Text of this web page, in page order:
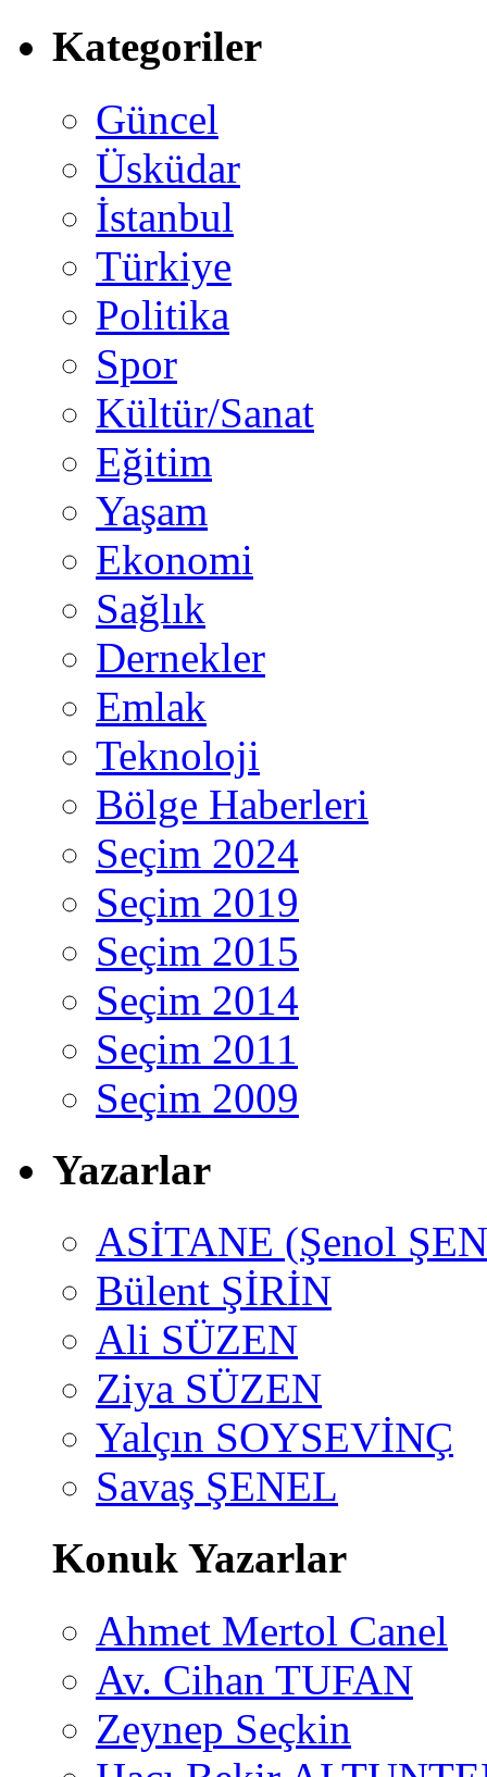
Kategoriler
Güncel
Üsküdar
İstanbul
Türkiye
Politika
Spor
Kültür/Sanat
Eğitim
Yaşam
Ekonomi
Sağlık
Dernekler
Emlak
Teknoloji
Bölge Haberleri
Seçim 2024
Seçim 2019
Seçim 2015
Seçim 2014
Seçim 2011
Seçim 2009
Yazarlar
ASİTANE (Şenol
Bülent ŞİRİN
Ali SÜZEN
Ziya SÜZEN
Yalçın SOYSEVİNÇ
Savaş ŞENEL
Konuk Yazarlar
Ahmet Mertol Canel
Av. Cihan TUFAN
Zeynep Seçkin